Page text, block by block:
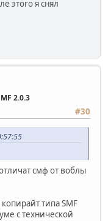
этого я снял
2.0.3
#30
смф от воблы
типа SMF
с технической